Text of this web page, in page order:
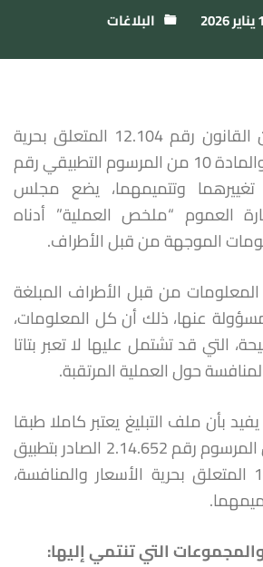
البلاغات
طبقا للمادة 13 من القانون رقم 12.104 المتعلق بحرية
الأسعار والمنافسة والمادة 10 من المرسوم التطبيقي رقم
تم تغييرهما وتتميمهما، يضع مجلس
العموم “ملخص العملية” أدناه
الموجهة من قبل الأطراف.
من قبل الأطراف المبلغة
عنها، ذلك أن كل المعلومات،
التي قد تشتمل عليها لا تعبر بتاتا
حول العملية المرتقبة.
بأن ملف التبليغ يعتبر كاملا طبقا
لأحكام المادة 9 من المرسوم رقم 2.14.652 الصادر بتطبيق
القانون رقم 104.12 المتعلق بحرية الأسعار والمنافسة،
التي تنتمي إليها: